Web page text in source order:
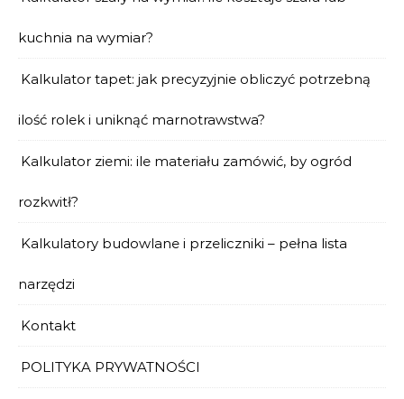
kuchnia na wymiar?
Kalkulator tapet: jak precyzyjnie obliczyć potrzebną
ilość rolek i uniknąć marnotrawstwa?
Kalkulator ziemi: ile materiału zamówić, by ogród
rozkwitł?
Kalkulatory budowlane i przeliczniki – pełna lista
narzędzi
Kontakt
POLITYKA PRYWATNOŚCI